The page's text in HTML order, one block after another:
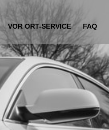
VOR ORT-SERVICE FAQ